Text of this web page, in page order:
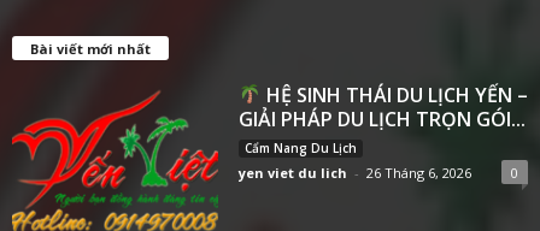
Bài viết mới nhất
HỆ SINH THÁI DU LỊCH YẾN –
GIẢI PHÁP DU LỊCH TRỌN GÓI...
Cẩm Nang Du Lịch
yen viet du lich - 26 Tháng 6, 2026 0